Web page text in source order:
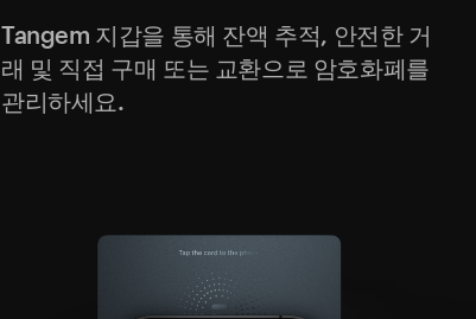
Tangem 지갑을 통해 잔액 추적, 안전한 거
래 및 직접 구매 또는 교환으로 암호화폐를
관리하세요.